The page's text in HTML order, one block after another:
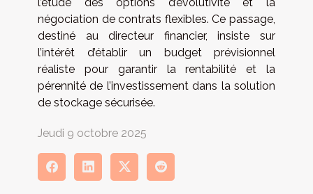
négociation de contrats flexibles. Ce passage,
destiné au directeur financier, insiste sur
l’intérêt d’établir un budget prévisionnel
réaliste pour garantir la rentabilité et la
pérennité de l’investissement dans la solution
de stockage sécurisée.
Jeudi 9 octobre 2025